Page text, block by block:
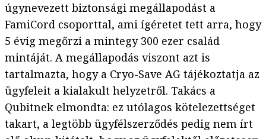
úgynevezett biztonsági megállapodást a
FamiCord csoporttal, ami ígéretet tett arra, hogy
5 évig megőrzi a mintegy 300 ezer család
mintáját. A megállapodás viszont azt is
tartalmazta, hogy a Cryo-Save AG tájékoztatja az
ügyfeleit a kialakult helyzetről. Takács a
Qubitnek elmondta: ez utólagos kötelezettséget
takart, a legtöbb ügyfélszerződés pedig nem írt